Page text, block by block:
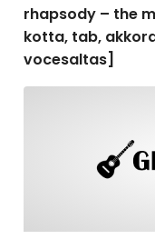
rhapsody – the
kotta, tab,
vocesaltas]